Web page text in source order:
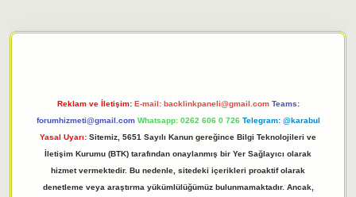
Reklam ve İletişim: E-mail: backlinkpaneli@gmail.com Teams:
forumhizmeti@gmail.com Whatsapp: 0262 606 0 726 Telegram: @karabul
Yasal Uyarı: Sitemiz, 5651 Sayılı Kanun gereğince Bilgi Teknolojileri ve
İletişim Kurumu (BTK) tarafından onaylanmış bir Yer Sağlayıcı olarak
hizmet vermektedir. Bu nedenle, sitedeki içerikleri proaktif olarak
denetleme veya araştırma yükümlülüğümüz bulunmamaktadır. Ancak,